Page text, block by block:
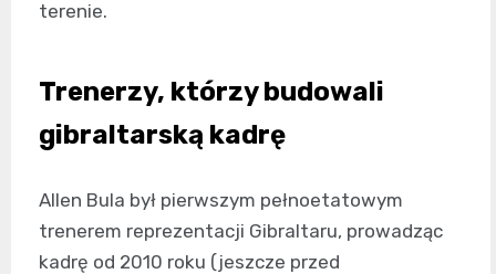
terenie.
Trenerzy, którzy budowali
gibraltarską kadrę
Allen Bula był pierwszym pełnoetatowym
trenerem reprezentacji Gibraltaru, prowadząc
kadrę od 2010 roku (jeszcze przed